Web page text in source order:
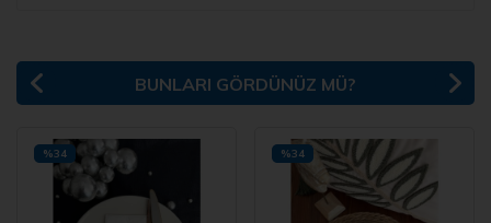
BUNLARI GÖRDÜNÜZ MÜ?
%34 %34